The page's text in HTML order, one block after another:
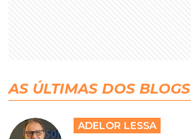
AS ÚLTIMAS DOS BLOGS
ADELOR LESSA